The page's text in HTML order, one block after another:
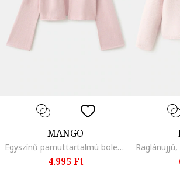
MANGO
Egyszínű pamuttartalmú boleró, Púderrózsaszín
4.995 Ft